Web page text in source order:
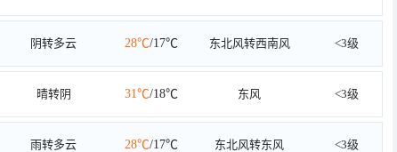
阴转多云 28℃/17℃ 东北风转西南风 <3级
晴转阴 31℃/18℃ 东风 <3级
雨转多云 28℃/17℃ 东北风转东风 <3级